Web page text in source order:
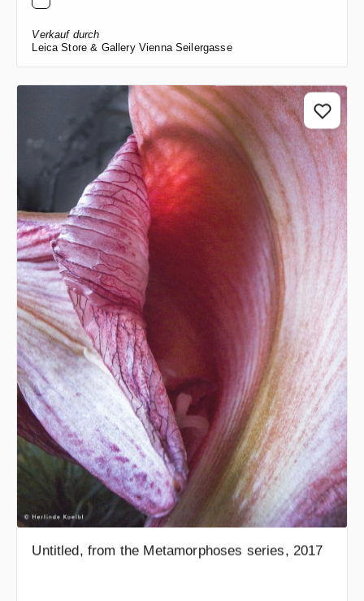
Verkauf durch
Leica Store & Gallery Vienna Seilergasse
Untitled, from the Metamorphoses series, 2017